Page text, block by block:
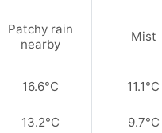
Patchy rain
nearby
16.6°C
13.2°C
Mist
11.1°C
9.7°C